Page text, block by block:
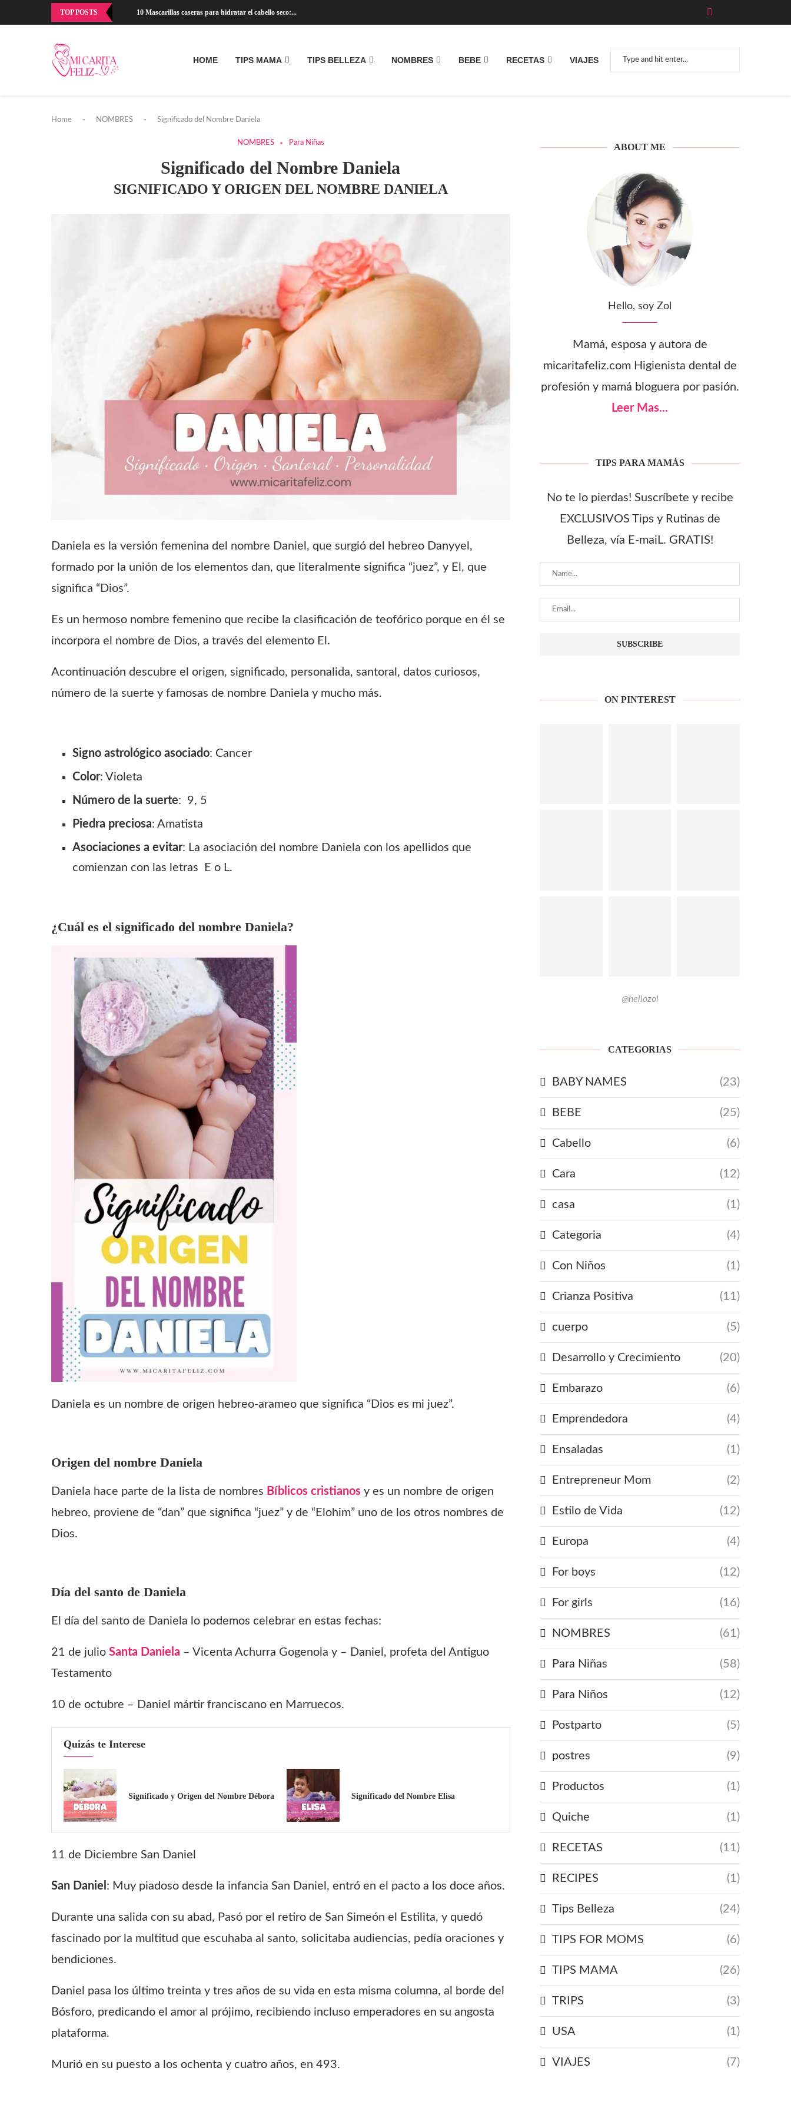
TOP POSTS 10 Mascarillas caseras para hidratar el cabello seco:...
HOME TIPS MAMA TIPS BELLEZA NOMBRES BEBE RECETAS VIAJES
Home - NOMBRES - Significado del Nombre Daniela
NOMBRES Para Niñas
Significado del Nombre Daniela
SIGNIFICADO Y ORIGEN DEL NOMBRE DANIELA
Daniela es la versión femenina del nombre Daniel, que surgió del hebreo Danyyel,
formado por la unión de los elementos dan, que literalmente significa “juez”, y El, que
significa “Dios”.
Es un hermoso nombre femenino que recibe la clasificación de teofórico porque en él se
incorpora el nombre de Dios, a través del elemento El.
Acontinuación descubre el origen, significado, personalida, santoral, datos curiosos,
número de la suerte y famosas de nombre Daniela y mucho más.
Signo astrológico asociado: Cancer
Color: Violeta
Número de la suerte: 9, 5
Piedra preciosa: Amatista
Asociaciones a evitar: La asociación del nombre Daniela con los apellidos que
comienzan con las letras E o L.
¿Cuál es el significado del nombre Daniela?
Daniela es un nombre de origen hebreo-arameo que significa “Dios es mi juez”.
Origen del nombre Daniela
Daniela hace parte de la lista de nombres Bíblicos cristianos y es un nombre de origen
hebreo, proviene de “dan” que significa “juez” y de “Elohim” uno de los otros nombres de
Dios.
Día del santo de Daniela
El día del santo de Daniela lo podemos celebrar en estas fechas:
21 de julio Santa Daniela – Vicenta Achurra Gogenola y – Daniel, profeta del Antiguo
Testamento
10 de octubre – Daniel mártir franciscano en Marruecos.
Quizás te Interese
Significado y Origen del Nombre Débora Significado del Nombre Elisa
11 de Diciembre San Daniel
San Daniel : Muy piadoso desde la infancia San Daniel, entró en el pacto a los doce años.
Durante una salida con su abad, Pasó por el retiro de San Simeón el Estilita, y quedó
fascinado por la multitud que escuhaba al santo, solicitaba audiencias, pedía oraciones y
bendiciones.
Daniel pasa los último treinta y tres años de su vida en esta misma columna, al borde del
Bósforo, predicando el amor al prójimo, recibiendo incluso emperadores en su angosta
plataforma.
Murió en su puesto a los ochenta y cuatro años, en 493.
ABOUT ME
Hello, soy Zol
Mamá, esposa y autora de
micaritafeliz.com Higienista dental de
profesión y mamá bloguera por pasión.
Leer Mas...
TIPS PARA MAMÁS
No te lo pierdas! Suscríbete y recibe
EXCLUSIVOS Tips y Rutinas de
Belleza, vía E-maiL. GRATIS!
ON PINTEREST
@hellozol
CATEGORIAS
BABY NAMES (23)
BEBE (25)
Cabello (6)
Cara (12)
casa (1)
Categoria (4)
Con Niños (1)
Crianza Positiva (11)
cuerpo (5)
Desarrollo y Crecimiento (20)
Embarazo (6)
Emprendedora (4)
Ensaladas (1)
Entrepreneur Mom (2)
Estilo de Vida (12)
Europa (4)
For boys (12)
For girls (16)
NOMBRES (61)
Para Niñas (58)
Para Niños (12)
Postparto (5)
postres (9)
Productos (1)
Quiche (1)
RECETAS (11)
RECIPES (1)
Tips Belleza (24)
TIPS FOR MOMS (6)
TIPS MAMA (26)
TRIPS (3)
USA (1)
VIAJES (7)